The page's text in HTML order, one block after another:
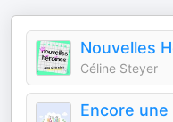
Céline Steyer
Encore